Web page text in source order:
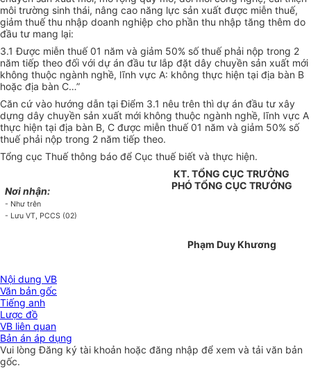
môi trường sinh thái, nâng cao năng lực sản xuất được miễn thuế,
giảm thuế thu nhập doanh nghiệp cho phần thu nhập tăng thêm do
đầu tư mang lại:
3.1 Được miễn thuế 01 năm và giảm 50% số thuế phải nộp trong 2
năm tiếp theo đối với dự án đầu tư lắp đặt dây chuyền sản xuất mới
không thuộc ngành nghề, lĩnh vực A: không thực hiện tại địa bàn B
hoặc địa bàn C…”
Căn cứ vào hướng dẫn tại Điểm 3.1 nêu trên thì dự án đầu tư xây
dựng dây chuyền sản xuất mới không thuộc ngành nghề, lĩnh vực A
thực hiện tại địa bàn B, C được miễn thuế 01 năm và giảm 50% số
thuế phải nộp trong 2 năm tiếp theo.
Tổng cục Thuế thông báo để Cục thuế biết và thực hiện.
Nơi nhận:
- Như trên
- Lưu VT, PCCS (02)
KT. TỔNG CỤC TRƯỞNG
PHÓ TỔNG CỤC TRƯỞNG
Phạm Duy Khương
Nội dung VB
Văn bản gốc
Tiếng anh
Lược đồ
VB liên quan
Bản án áp dụng
Vui lòngĐăng ký tài khoản hoặc đăng nhập để xem và tải văn bản
gốc.